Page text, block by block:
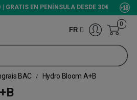
| GRATIS EN PENÍNSULA DESDE 30€
FR
0
BAC Hydro Bloom A+B